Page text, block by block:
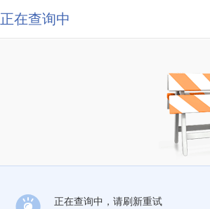
正在查询中
正在查询中，请刷新重试